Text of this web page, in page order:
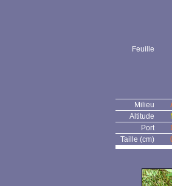
Feuille
Milieu
Altitude
Port
Taille (cm)